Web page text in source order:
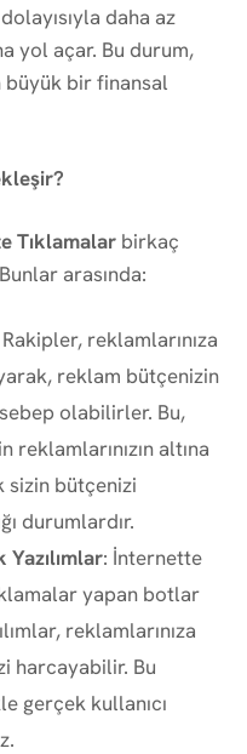
daha az
yol açar. Bu durum,
bir finansal
Tıklamalar birkaç
arasında:
Rakipler, reklamlarınıza
reklam bütçenizin
olabilirler. Bu,
altına
sizin bütçenizi
durumlardır.
: İnternette
yapan botlar
reklamlarınıza
harcayabilir. Bu
gerçek kullanıcı